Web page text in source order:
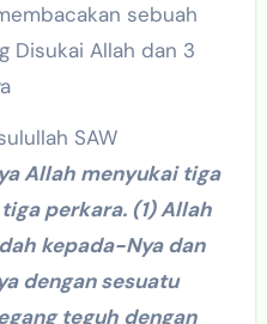
sebuah
Disukai Allah dan 3
SAW
Allah menyukai tiga
perkara. (1) Allah
kepada-Nya dan
dengan sesuatu
teguh dengan